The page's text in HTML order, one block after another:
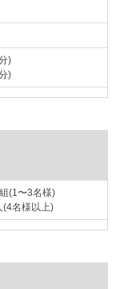
)
)
(1〜3名様)
(4名様以上)